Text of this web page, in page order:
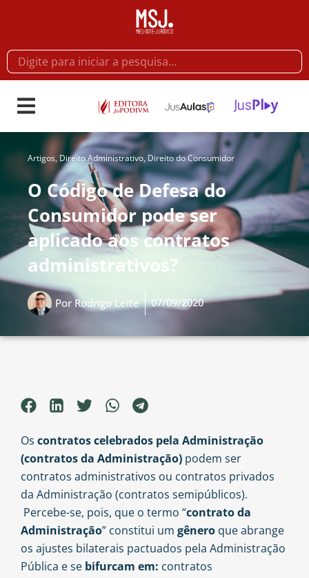
Artigos, Direito Administrativo, Direito do Consumidor
O Código de Defesa do
Consumidor pode ser
aplicado aos contratos
administrativos?
PorRodrigo Leite 07/09/2020
Os contratos celebrados pela Administração
(contratos da Administração) podem ser
contratos administrativos ou contratos privados
da Administração (contratos semipúblicos).
Percebe-se, pois, que o termo “contrato da
Administração” constitui um gênero que abrange
os ajustes bilaterais pactuados pela Administração
Pública e se bifurcam em: contratos